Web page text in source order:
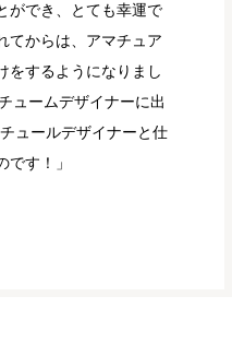
ができ、とても幸運で
てからは、アマチュア
をするようになりまし
ュームデザイナーに出
ュールデザイナーと仕
す！」